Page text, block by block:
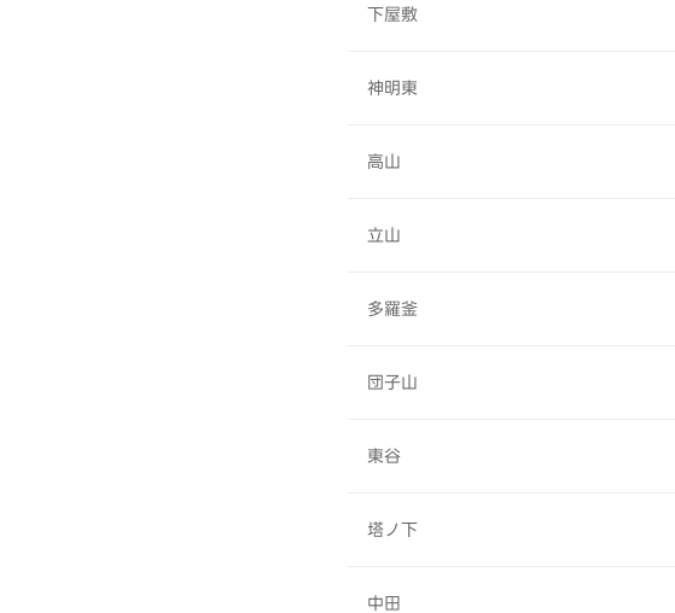
下屋敷
神明東
高山
立山
多羅釜
団子山
東谷
塔ノ下
中田